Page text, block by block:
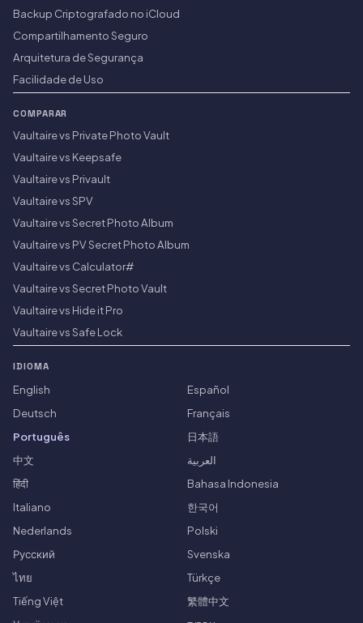
Backup Criptografado no iCloud
Compartilhamento Seguro
Arquitetura de Segurança
Facilidade de Uso
COMPARAR
Vaultaire vs Private Photo Vault
Vaultaire vs Keepsafe
Vaultaire vs Privault
Vaultaire vs SPV
Vaultaire vs Secret Photo Album
Vaultaire vs PV Secret Photo Album
Vaultaire vs Calculator#
Vaultaire vs Secret Photo Vault
Vaultaire vs Hide it Pro
Vaultaire vs Safe Lock
IDIOMA
English
Español
Deutsch
Français
Português
日本語
中文
العربية
हिंदी
Bahasa Indonesia
Italiano
한국어
Nederlands
Polski
Русский
Svenska
ไทย
Türkçe
Tiếng Việt
繁體中文